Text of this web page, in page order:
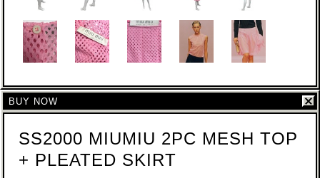
BUY NOW
SS2000 MIUMIU 2PC MESH TOP
+ PLEATED SKIRT